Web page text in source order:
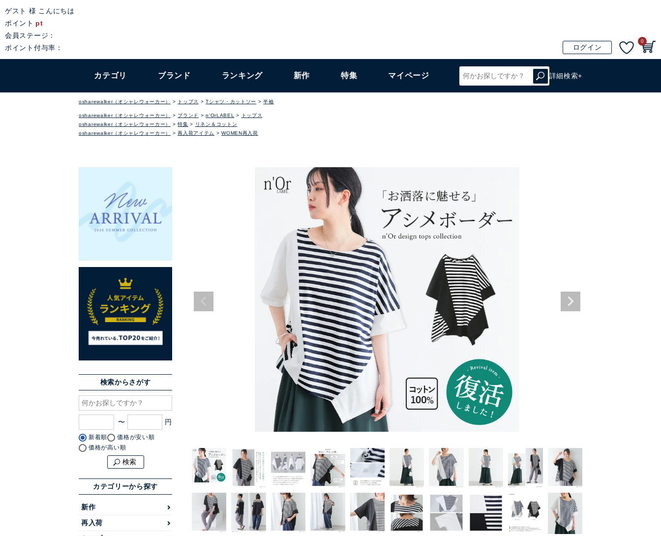
ゲスト 様 こんにちは
ポイント pt
会員ステージ：
ポイント付与率：
ログイン
0
カテゴリ ブランド ランキング 新作 特集 マイページ 詳細検索+
osharewalker（オシャレウォーカー） トップス Tシャツ・カットソー 半袖
osharewalker（オシャレウォーカー） ブランド n'OrLABEL
トップス
osharewalker（オシャレウォーカー）
特集
リネン＆コットン
osharewalker（オシャレウォーカー）
再入荷アイテム WOMEN再入荷
検索からさがす
〜
新着順
価格が安い順
価格が高い順
検索
カテゴリーから探す
新作
再入荷